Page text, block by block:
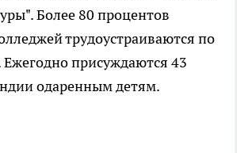
Более 80 процентов
трудоустраиваются по
Ежегодно присуждаются 43
одаренным детям.